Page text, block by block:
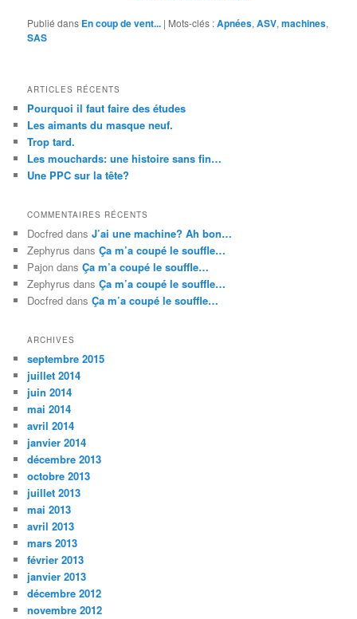
Publié dans En coup de vent... | Mots-clés :Apnées,ASV,machines,
SAS
ARTICLES RÉCENTS
Pourquoi il faut faire des études
Les aimants du masque neuf.
Trop tard.
Les mouchards: une histoire sans fin…
Une PPC sur la tête?
COMMENTAIRES RÉCENTS
Docfred dansJ’ai une machine? Ah bon…
Zephyrus dansÇa m’a coupé le souffle…
Pajon dansÇa m’a coupé le souffle…
Zephyrus dansÇa m’a coupé le souffle…
Docfred dansÇa m’a coupé le souffle…
ARCHIVES
septembre 2015
juillet 2014
juin 2014
mai 2014
avril 2014
janvier 2014
décembre 2013
octobre 2013
juillet 2013
mai 2013
avril 2013
mars 2013
février 2013
janvier 2013
décembre 2012
novembre 2012